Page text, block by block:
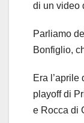
di un video
Parliamo
Bonfiglio,
Era
playoff di
e Rocca di